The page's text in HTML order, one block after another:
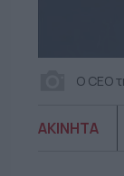
Ο CEO
ΑΚΙΝΗΤΑ